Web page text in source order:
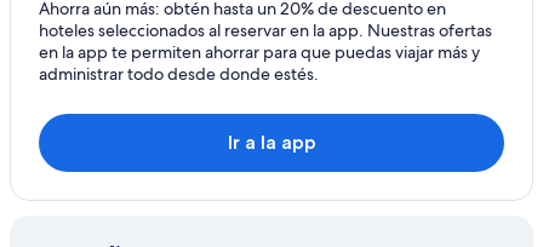
Hoteles con alberca en Antioch
Hoteles con hidromasaje en Antioch
Hoteles en Antioch
Moteles en Antioch
Hoteles cerca de Centro comercial Mall at Short Hills
Ahorra aún más: obtén hasta un 20% de descuento en
hoteles seleccionados al reservar en la app. Nuestras ofertas
en la app te permiten ahorrar para que puedas viajar más y
administrar todo desde donde estés.
Ir a la app